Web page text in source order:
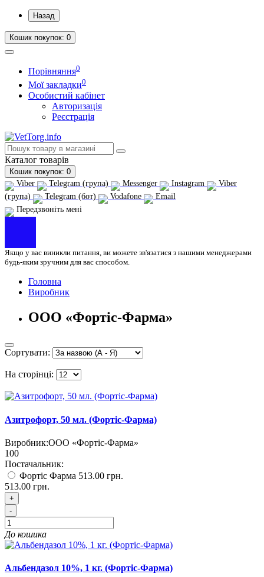
Назад
Кошик покупок: 0
Порівняння0
Мої закладки0
Особистий кабінет
Авторизація
Реєстрація
Каталог товарів
Кошик покупок: 0
Viber
Telegram (група) Messenger Instagram
Viber
(група)
Telegram (бот) Vodafone
Email
Передзвоніть мені
Якщо у вас виникли питання, ви можете зв'язатися з нашими менеджерами
будь-яким зручним для вас способом.
Головна
Виробник
ООО «Фортіс-Фарма»
Сортувати:
На сторінці:
Азитрофорт, 50 мл. (Фортіс-Фарма)
Виробник:ООО «Фортіс-Фарма»
100
Постачальник:
Фортіс Фарма 513.00 грн.
513.00 грн.
+
-
До кошика
Альбендазол 10%, 1 кг. (Фортіс-Фарма)